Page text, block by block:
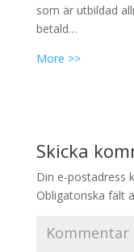
som är utbildad
betald…
More >>
Skicka
Din e-postadress
Obligatoriska fält